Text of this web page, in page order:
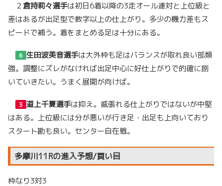
２ 倉持莉々選手は初日6着以降の3走オール連対と上位級と
差はあるが出足型で数字以上の仕上がり。多少の機力差もス
ピードで補う。着をまとめる足は十分にある。
６ 生田波美音選手は大外枠も足はバランスが取れ良い部類
強。調整にズレがなければ出足中心に好仕上がりで的確に捌
いていきたい。うまく展開が向けば。
３ 道上千夏選手は抑え。威張れる仕上がりではないが中堅
はある。上位級には分が悪いが行き足・出足も上向いており
スタート勘も良い。センター自在戦。
多摩川11Rの進入予想/買い目
枠なり3対3